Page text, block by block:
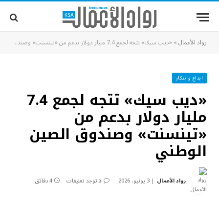
رواد الأعمال»«ديب سيك» تتجه لجمع 7.4 مليار دولار بدعم من «تينسنت» وصندوق الصين الوطني
ابداع وابتكار
«ديب سيك» تتجه لجمع 7.4
مليار دولار بدعم من
«تينسنت» وصندوق الصين
الوطني
رواد الأعمال 3 يونيو، 2026 لا توجد تعليقات 4 دقائق